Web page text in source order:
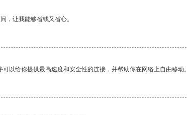
，让我能够省钱又省心。
以给你提供最高速度和安全性的连接，并帮助你在网络上自由移动。